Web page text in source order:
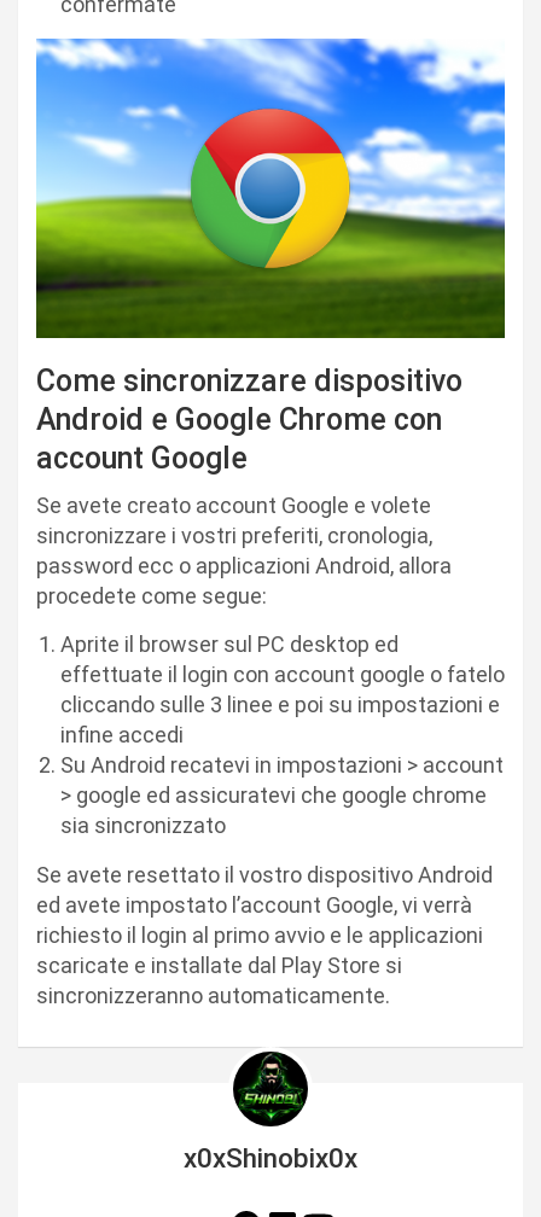
Come sincronizzare dispositivo
Android e Google Chrome con
account Google
Se avete creato account Google e volete
sincronizzare i vostri preferiti, cronologia,
password ecc o applicazioni Android, allora
procedete come segue:
Aprite il browser sul PC desktop ed
effettuate il login con account google o fatelo
cliccando sulle 3 linee e poi su impostazioni e
infine accedi
Su Android recatevi in impostazioni > account
> google ed assicuratevi che google chrome
sia sincronizzato
Se avete resettato il vostro dispositivo Android
ed avete impostato l’account Google, vi verrà
richiesto il login al primo avvio e le applicazioni
scaricate e installate dal Play Store si
sincronizzeranno automaticamente.
x0xShinobix0x